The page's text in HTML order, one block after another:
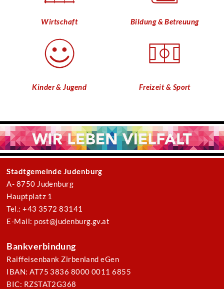
Wirtschaft Bildung & Betreuung
Kinder & Jugend Freizeit & Sport
Stadtgemeinde Judenburg
A- 8750 Judenburg
Hauptplatz 1
Tel.: +43 3572 83141
E-Mail: post@judenburg.gv.at
Bankverbindung
Raiffeisenbank Zirbenland eGen
IBAN: AT75 3836 8000 0011 6855
BIC: RZSTAT2G368